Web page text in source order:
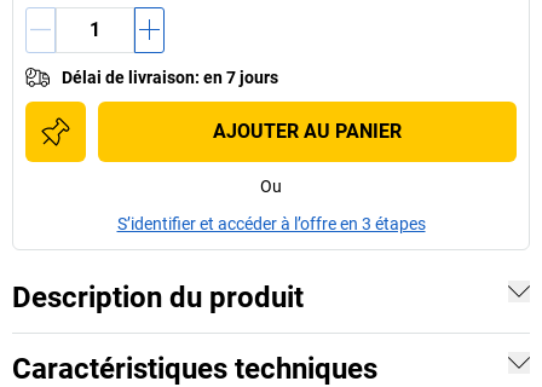
Délai de livraison: en 7 jours
AJOUTER AU PANIER
Ou
S’identifier et accéder à l’offre en 3 étapes
Description du produit
Caractéristiques techniques